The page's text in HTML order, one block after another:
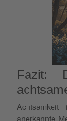
Fazit:
anerkannte